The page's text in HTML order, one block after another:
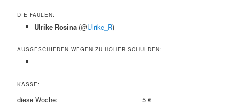
DIE FAULEN:
Ulrike Rosina (@Ulrike_R)
AUSGESCHIEDEN WEGEN ZU HOHER SCHULDEN:
KASSE:
diese Woche:
5 €